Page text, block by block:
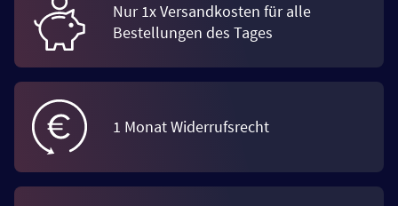
Nur 1x Versandkosten für alle
Bestellungen des Tages
1 Monat Widerrufsrecht